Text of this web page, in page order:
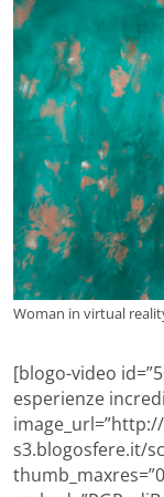
Woman in virtual
[blogo-video
esperienze
s3.blogosfere.it/